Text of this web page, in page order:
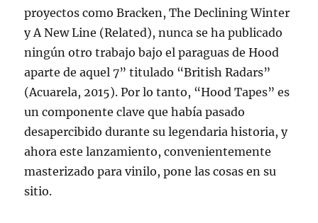
proyectos como Bracken, The Declining Winter
y A New Line (Related), nunca se ha publicado
ningún otro trabajo bajo el paraguas de Hood
aparte de aquel 7” titulado “British Radars”
(Acuarela, 2015). Por lo tanto, “Hood Tapes” es
un componente clave que había pasado
desapercibido durante su legendaria historia, y
ahora este lanzamiento, convenientemente
masterizado para vinilo, pone las cosas en su
sitio.